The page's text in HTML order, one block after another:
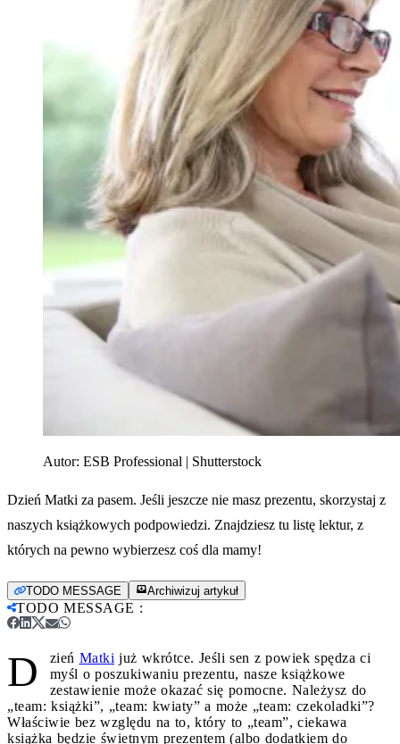
Autor: ESB Professional | Shutterstock
Dzień Matki za pasem. Jeśli jeszcze nie masz prezentu, skorzystaj z
naszych książkowych podpowiedzi. Znajdziesz tu listę lektur, z
których na pewno wybierzesz coś dla mamy!
TODO MESSAGE Archiwizuj artykuł
TODO MESSAGE :
D zień Matki już wkrótce. Jeśli sen z powiek spędza ci
myśl o poszukiwaniu prezentu, nasze książkowe
zestawienie może okazać się pomocne. Należysz do
„team: książki”, „team: kwiaty” a może „team: czekoladki”?
Właściwie bez względu na to, który to „team”, ciekawa
książka będzie świetnym prezentem (albo dodatkiem do